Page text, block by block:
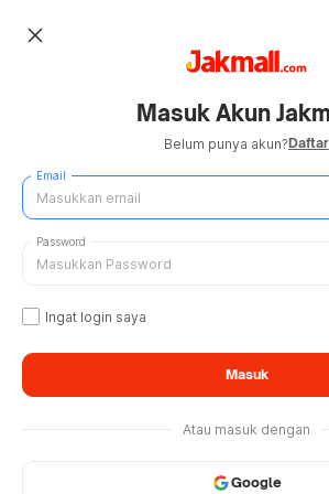
close
Masuk Akun
Belum punya akun?Daftar
Email
Password
Ingat login saya
Masuk
Atau masuk dengan
Google